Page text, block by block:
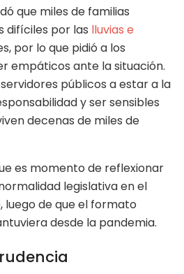
que miles de familias
difíciles por las lluvias e
por lo que pidió a los
empáticos ante la situación.
públicos a estar a la
y ser sensibles
decenas de miles de
es momento de reflexionar
legislativa en el
luego de que el formato
desde la pandemia.